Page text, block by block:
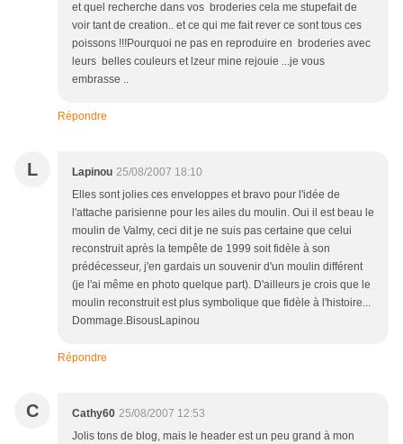
et quel recherche dans vos broderies cela me stupefait de
voir tant de creation.. et ce qui me fait rever ce sont tous ces
poissons !!!Pourquoi ne pas en reproduire en broderies avec
leurs belles couleurs et lzeur mine rejouie ...je vous
embrasse ..
Répondre
L Lapinou 25/08/2007 18:10
Elles sont jolies ces enveloppes et bravo pour l'idée de
l'attache parisienne pour les ailes du moulin. Oui il est beau le
moulin de Valmy, ceci dit je ne suis pas certaine que celui
reconstruit après la tempête de 1999 soit fidèle à son
prédécesseur, j'en gardais un souvenir d'un moulin différent
(je l'ai même en photo quelque part). D'ailleurs je crois que le
moulin reconstruit est plus symbolique que fidèle à l'histoire...
Dommage.BisousLapinou
Répondre
C Cathy60 25/08/2007 12:53
Jolis tons de blog, mais le header est un peu grand à mon